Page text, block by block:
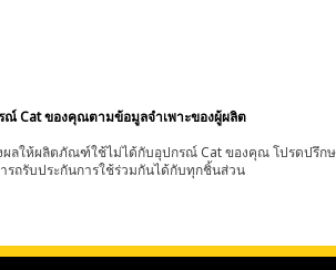
Cat ของคุณตามข้อมูลจำเพาะของผู้ผลิต
ผลให้ผลิตภัณฑ์ใช้ไม่ได้กับอุปกรณ์ Cat ของคุณ โปรดป
ถรับประกันการใช้ร่วมกันได้กับทุกชิ้นส่วน